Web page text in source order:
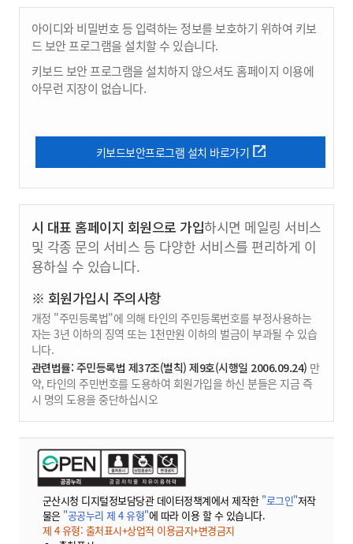
아이디와 비밀번호 등 입력하는 정보를 보호하기 위하여 키보
드 보안 프로그램을 설치할 수 있습니다.
키보드 보안 프로그램을 설치하지 않으셔도 홈페이지 이용에
아무런 지장이 없습니다.
키보드보안프로그램 설치 바로가기
시 대표 홈페이지 회원으로 가입하시면 메일링 서비스
및 각종 문의 서비스 등 다양한 서비스를 편리하게 이
용하실 수 있습니다.
※ 회원가입시 주의사항
개정 "주민등록법"에 의해 타인의 주민등록번호를 부정사용하는
자는 3년 이하의 징역 또는 1천만원 이하의 벌금이 부과될 수 있습
니다.
관련법률: 주민등록법 제37조(벌칙) 제9호(시행일 2006.09.24) 만
약, 타인의 주민번호를 도용하여 회원가입을 하신 분들은 지금 즉
시 명의 도용을 중단하십시오
군산시청 디지털정보담당관 데이터정책계에서 제작한 "로그인"저작
물은 "공공누리 제 4 유형"에 따라 이용 할 수 있습니다.
제 4 유형: 출처표시+상업적 이용금지+변경금지